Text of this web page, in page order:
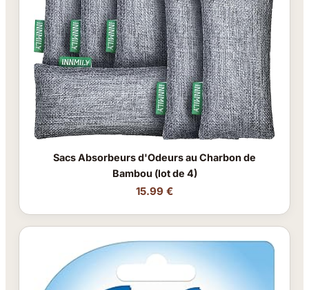
Sacs Absorbeurs d'Odeurs au Charbon de
Bambou (lot de 4)
15.99 €